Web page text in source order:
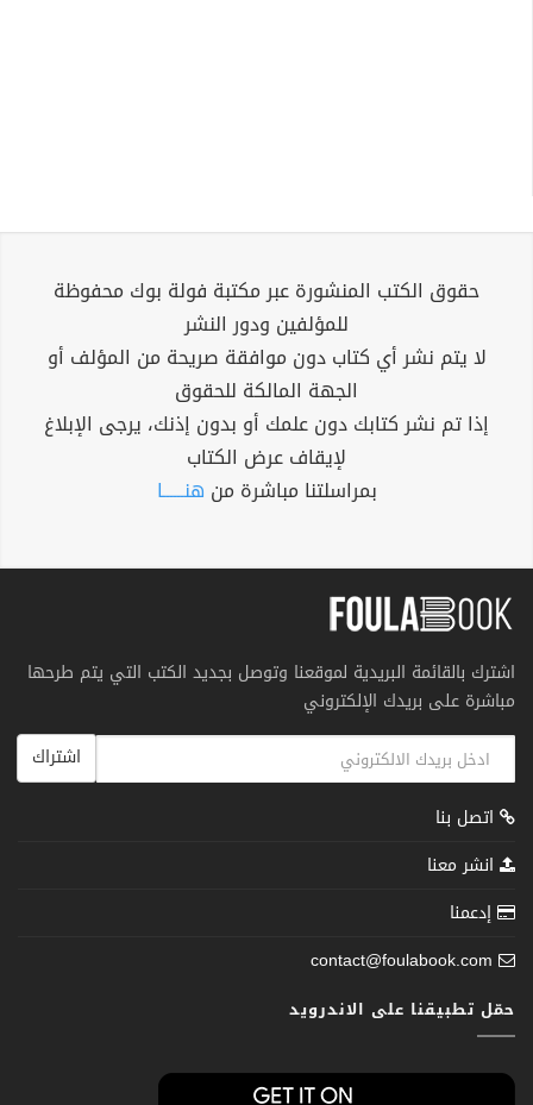
حقوق الكتب المنشورة عبر مكتبة فولة بوك محفوظة
للمؤلفين ودور النشر
لا يتم نشر أي كتاب دون موافقة صريحة من المؤلف أو
الجهة المالكة للحقوق
إذا تم نشر كتابك دون علمك أو بدون إذنك، يرجى الإبلاغ
لإيقاف عرض الكتاب
بمراسلتنا مباشرة من هنــــــا
اشترك بالقائمة البريدية لموقعنا وتوصل بجديد الكتب التي يتم طرحها
مباشرة على بريدك الإلكتروني
اشتراك
اتصل بنا
انشر معنا
إدعمنا
contact@foulabook.com
حمّل تطبيقنا على الاندرويد